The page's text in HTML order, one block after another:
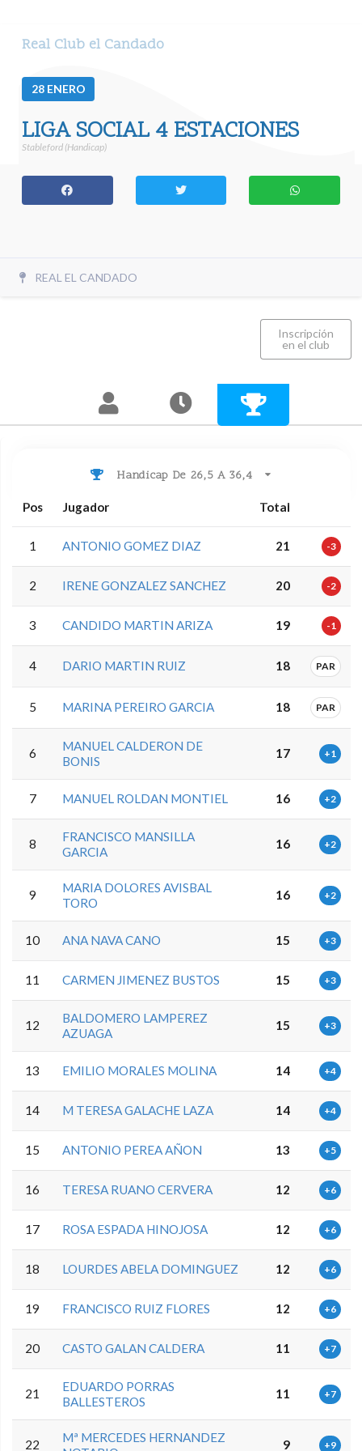
Real Club el Candado
28 ENERO
LIGA SOCIAL 4 ESTACIONES
Stableford (Handicap)
REAL EL CANDADO
Inscripción
en el club
Handicap De 26,5 A 36,4
Pos Jugador Total
1 ANTONIO GOMEZ DIAZ 21 -3
2 IRENE GONZALEZ SANCHEZ 20 -2
3 CANDIDO MARTIN ARIZA 19 -1
4 DARIO MARTIN RUIZ 18 PAR
5 MARINA PEREIRO GARCIA 18 PAR
6
MANUEL CALDERON DE
BONIS
17 +1
7 MANUEL ROLDAN MONTIEL 16 +2
8
FRANCISCO MANSILLA
GARCIA
16 +2
9
MARIA DOLORES AVISBAL
TORO
16 +2
10 ANA NAVA CANO 15 +3
11 CARMEN JIMENEZ BUSTOS 15 +3
12
BALDOMERO LAMPEREZ
AZUAGA
15 +3
13 EMILIO MORALES MOLINA 14 +4
14 M TERESA GALACHE LAZA 14 +4
15 ANTONIO PEREA AÑON 13 +5
16 TERESA RUANO CERVERA 12 +6
17 ROSA ESPADA HINOJOSA 12 +6
18 LOURDES ABELA DOMINGUEZ 12 +6
19 FRANCISCO RUIZ FLORES 12 +6
20 CASTO GALAN CALDERA 11 +7
21
EDUARDO PORRAS
BALLESTEROS
11 +7
22
Mª MERCEDES HERNANDEZ
9 +9